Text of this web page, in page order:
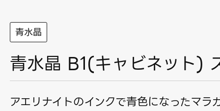
青水晶
青水晶 B1(キャビネット)
アエリナイトのインクで青色になったマラ